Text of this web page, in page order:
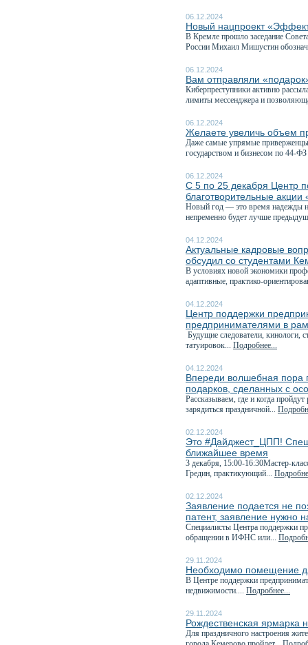
06.12.2024
Новый нацпроект
В Кремле прошло заседание
России Михаил Мишустин
06.12.2024
Вам отправляли
Киберпреступники активно
лимиты мессенджера и
06.12.2024
Желаете увеличь объем
Даже самые упрямые приверженцы
государством и бизнесом по 44-
06.12.2024
С 5 по 25 декабря Центр
благотворительные
Новый год — это время надежды
непременно будет лучше
04.12.2024
Актуальные кадровые
обсудил со студентами
В условиях новой экономики
адаптивные, практико-
04.12.2024
Центр поддержки
предпринимателями в
Будущие следователи, кинологи,
татуировок... Подробнее...
04.12.2024
Впереди волшебная пора
подарков, сделанных с
Рассказываем, где и когда
зарядиться праздничной...
02.12.2024
Это #Дайджест_ЦПП!
ближайшее время
3 декабря, 15:00-16:30Мастер-
Гредин, практикующий...
02.12.2024
Заявление подается не
патент, заявление нужно
Специалисты Центра поддержки
обращении в ИФНС или...
29.11.2024
Необходимо помещение
В Центре поддержки
недвижимости.... Подробнее...
29.11.2024
Рождественская ярмарка
Для праздничного настроения